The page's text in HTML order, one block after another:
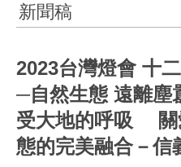
新聞稿
2023台灣燈會 十
─自然生態 遠離塵
受大地的呼吸
態的完美融合－信